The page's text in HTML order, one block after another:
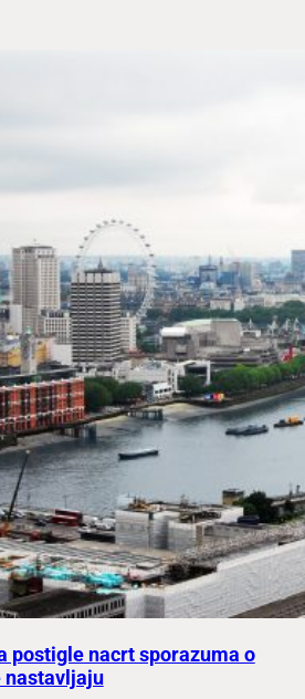
postigle nacrt sporazuma o
nastavljaju